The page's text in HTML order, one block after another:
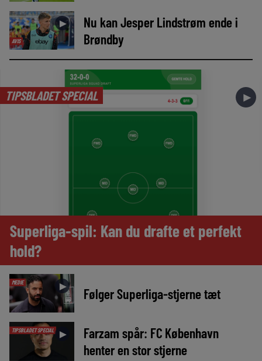
AVIS
►
Nu kan Jesper Lindstrøm ende i
Brøndby
TIPSBLADET SPECIAL ►
Superliga-spil: Kan du drafte et perfekt
hold?
MEDIE ► Følger Superliga-stjerne tæt
TIPSBLADET SPECIAL ►
Farzam spår: FC København
henter en stor stjerne